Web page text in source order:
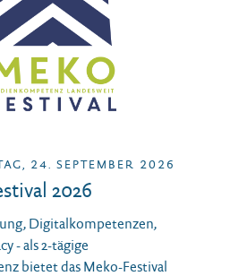
24. SEPTEMBER 2026
2026
Digitalkompetenzen,
- als 2-tägige
bietet das Meko-Festival